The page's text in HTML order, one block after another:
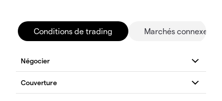
Conditions de trading Marchés connexes